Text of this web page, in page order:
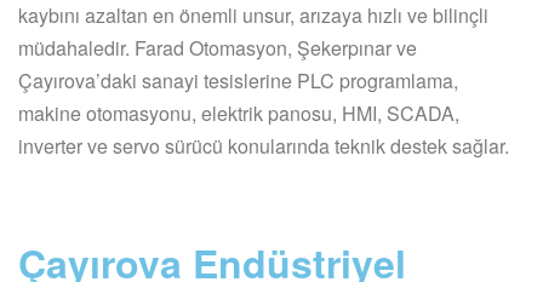
kaybını azaltan en önemli unsur, arızaya hızlı ve bilinçli
müdahaledir. Farad Otomasyon, Şekerpınar ve
Çayırova’daki sanayi tesislerine PLC programlama,
makine otomasyonu, elektrik panosu, HMI, SCADA,
inverter ve servo sürücü konularında teknik destek sağlar.
Çayırova Endüstriyel